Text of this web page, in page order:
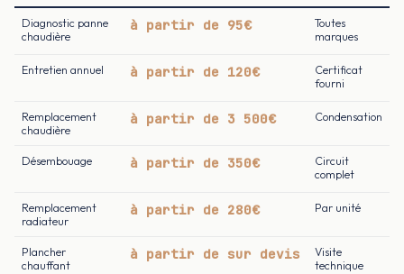
Diagnostic panne
chaudière
à partir de 95€
Toutes
marques
Entretien annuel à partir de 120€
Certificat
fourni
Remplacement
chaudière
à partir de 3 500€ Condensation
Désembouage à partir de 350€
Circuit
complet
Remplacement
radiateur
à partir de 280€ Par unité
Plancher
chauffant
à partir de sur devis
Visite
technique